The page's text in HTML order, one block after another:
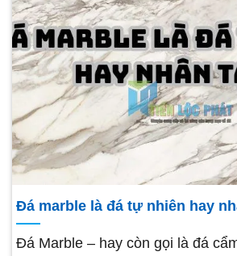
Đá marble là đá tự nhiên hay
Đá Marble – hay còn gọi là đá